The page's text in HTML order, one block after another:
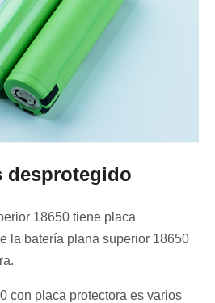
desprotegido
18650 tiene placa
la batería plana superior 18650
con placa protectora es varios